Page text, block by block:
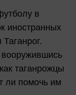
в
иностранных
таганрожцы
ли помочь им